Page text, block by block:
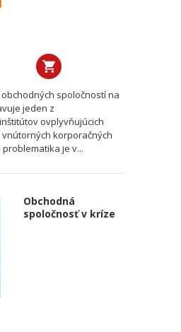
spoločností na
jeden z
ovplyvňujúcich
korporačných
je v...
Obchodná
spoločnosť v kríze